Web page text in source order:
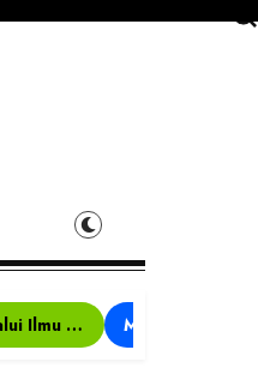
Hidupkan Akhlak melalui Ilmu yang Diamalkan